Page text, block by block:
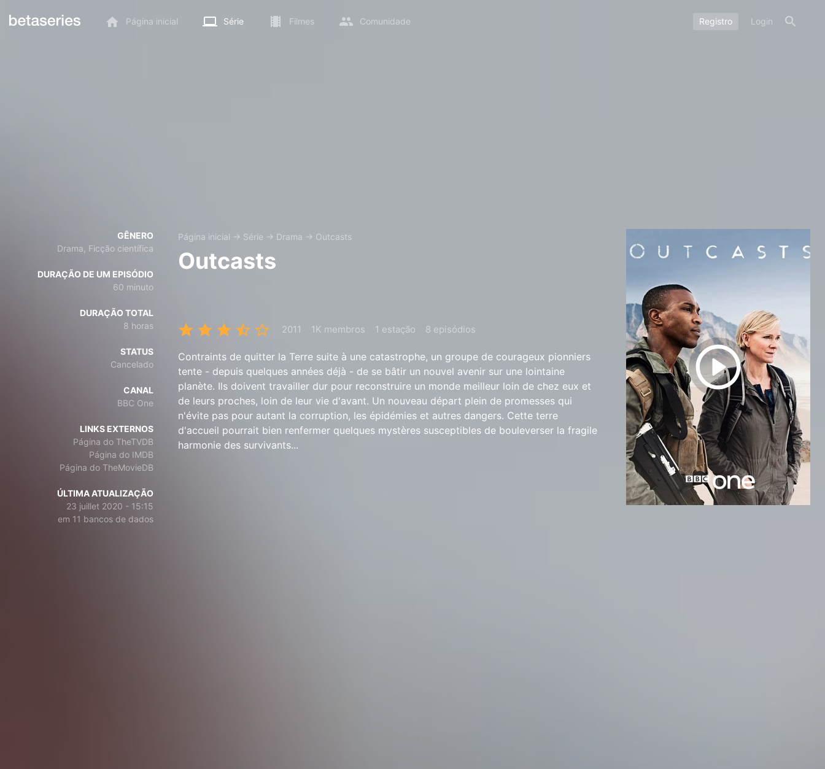
Página inicial Série Filmes Comunidade Registro Login
GÊNERO
Drama, Ficção científica
DURAÇÃO DE UM EPISÓDIO
60 minuto
DURAÇÃO TOTAL
8 horas
STATUS
Cancelado
CANAL
BBC One
LINKS EXTERNOS
Página do TheTVDB
Página do IMDB
Página do TheMovieDB
ÚLTIMA ATUALIZAÇÃO
23 juillet 2020 - 15:15
em 11 bancos de dados
Página inicial → Série → Drama → Outcasts
Outcasts
2011 1K membros 1 estação 8 episódios
Contraints de quitter la Terre suite à une catastrophe, un groupe de courageux pionniers
tente - depuis quelques années déjà - de se bâtir un nouvel avenir sur une lointaine
planète. Ils doivent travailler dur pour reconstruire un monde meilleur loin de chez eux et
de leurs proches, loin de leur vie d'avant. Un nouveau départ plein de promesses qui
n'évite pas pour autant la corruption, les épidémies et autres dangers. Cette terre
d'accueil pourrait bien renfermer quelques mystères susceptibles de bouleverser la fragile
harmonie des survivants...